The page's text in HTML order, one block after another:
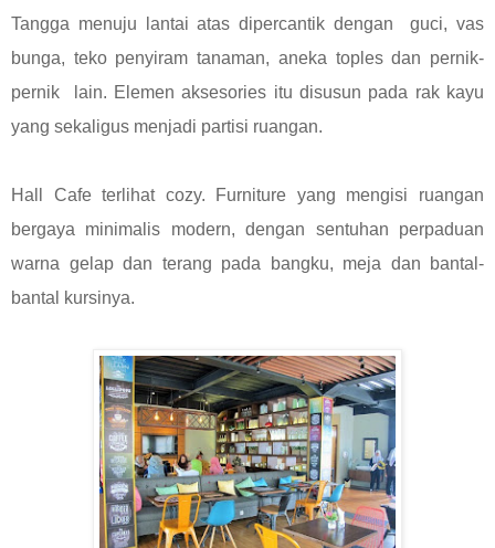
Tangga menuju lantai atas dipercantik dengan guci, vas
bunga, teko penyiram tanaman, aneka toples dan pernik-
pernik lain. Elemen aksesories itu disusun pada rak kayu
yang sekaligus menjadi partisi ruangan.
Hall Cafe terlihat cozy. Furniture yang mengisi ruangan
bergaya minimalis modern, dengan sentuhan perpaduan
warna gelap dan terang pada bangku, meja dan bantal-
bantal kursinya.